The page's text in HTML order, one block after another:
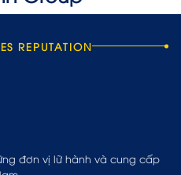
REPUTATION
đơn vị lữ hành và cung cấp